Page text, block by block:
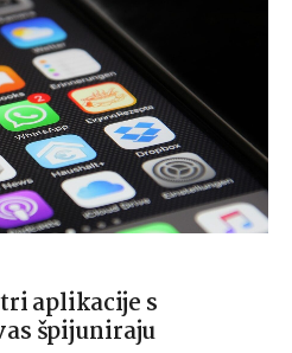
aplikacije s
špijuniraju